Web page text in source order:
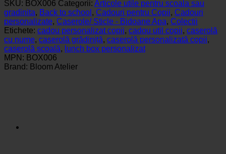
SKU: BOX006 Categorii: Articole utile pentru scoala sau
gradinita, Back to school , Cadouri pentru Copii, Cadouri
personalizate, Caserole/ Sticle - Bidoane Apa, Colectii
Etichete: cadou personalizat copii, cadou util copii, caserolă
cu nume, caserolă grădiniță, caserolă personalizată copii,
caserolă școală, lunch box personalizat
MPN: BOX006
Brand: Bloom Atelier